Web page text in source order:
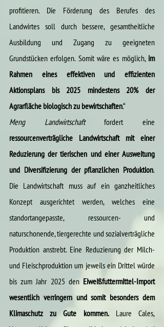
profitieren. Die Förderung des Berufes des
Landwirtes soll durch bessere, gesamtheitliche
Ausbildung und Zugang zu geeigneten
Grundstücken erfolgen. Somit wäre es möglich, im
Rahmen eines effektiven und effizienten
Aktionsplans bis 2025 mindestens 20% der
Agrarfläche biologisch zu bewirtschaften.“
Meng Landwirtschaft fordert eine
ressourcenverträgliche Landwirtschaft mit einer
Reduzierung der tierischen und einer Ausweitung
und Diversifizierung der pflanzlichen Produktion.
Die Landwirtschaft muss auf ein ganzheitliches
Konzept ausgerichtet werden, welches eine
standortangepasste, ressourcen- und
naturschonende, tiergerechte und sozialverträgliche
Produktion anstrebt. Eine Reduzierung der Milch-
und Fleischproduktion um jeweils ein Drittel würde
bis zum Jahr 2025 den Eiweißfuttermittel-Import
wesentlich verringern und somit besonders dem
Klimaschutz zu Gute kommen. Laure Cales,